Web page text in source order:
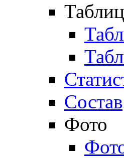
Состав
Фото